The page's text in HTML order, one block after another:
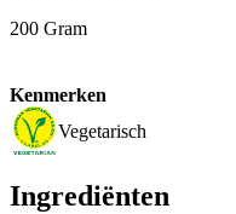
200 Gram
Kenmerken
Vegetarisch
Ingrediënten